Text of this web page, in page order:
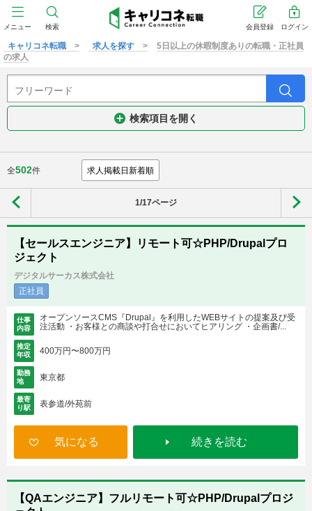
メニュー 検索 ログイン
会員登録
キャリコネ転職 求人を探す
5日以上の休暇制度ありの転職・正社員
の求人
検索項目を開く
全502件
1/17ページ
【セールスエンジニア】リモート可☆PHP/Drupalプロ
ジェクト
デジタルサーカス株式会社
正社員
仕事
内容
オープンソースCMS『Drupal』を利用したWEBサイトの提案及び受
注活動 ・お客様との商談や打合せにおいてヒアリング ・企画書/...
推定
年収
400万円〜800万円
勤務
地
東京都
最寄
り駅
表参道/外苑前
気になる 続きを読む
【QAエンジニア】フルリモート可☆PHP/Drupalプロジ